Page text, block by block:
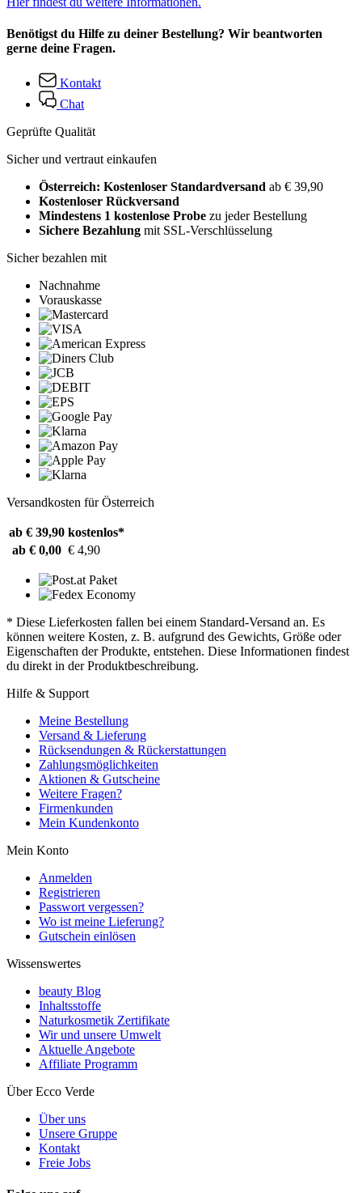
Benötigst du Hilfe zu deiner Bestellung? Wir beantworten
gerne deine Fragen.
Kontakt
Chat
Geprüfte Qualität
Sicher und vertraut einkaufen
Österreich: Kostenloser Standardversand ab € 39,90
Kostenloser Rückversand
Mindestens 1 kostenlose Probe zu jeder Bestellung
Sichere Bezahlung mit SSL-Verschlüsselung
Sicher bezahlen mit
Nachnahme
Vorauskasse
Versandkosten für Österreich
ab € 39,90 kostenlos*
ab € 0,00 € 4,90
* Diese Lieferkosten fallen bei einem Standard-Versand an. Es
können weitere Kosten, z. B. aufgrund des Gewichts, Größe oder
Eigenschaften der Produkte, entstehen. Diese Informationen findest
du direkt in der Produktbeschreibung.
Hilfe & Support
Meine Bestellung
Versand & Lieferung
Rücksendungen & Rückerstattungen
Zahlungsmöglichkeiten
Aktionen & Gutscheine
Weitere Fragen?
Firmenkunden
Mein Kundenkonto
Mein Konto
Anmelden
Registrieren
Passwort vergessen?
Wo ist meine Lieferung?
Gutschein einlösen
Wissenswertes
beauty Blog
Inhaltsstoffe
Naturkosmetik Zertifikate
Wir und unsere Umwelt
Aktuelle Angebote
Affiliate Programm
Über Ecco Verde
Über uns
Unsere Gruppe
Kontakt
Freie Jobs